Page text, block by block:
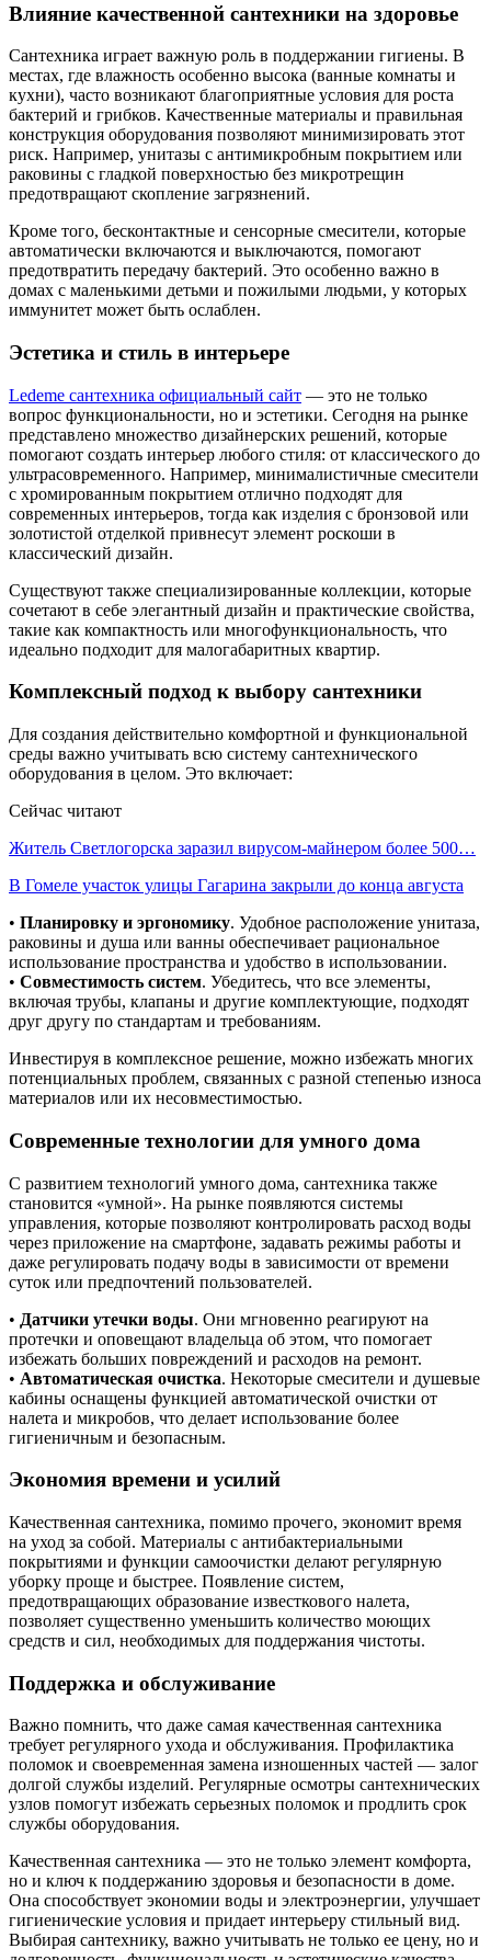
Влияние качественной сантехники на здоровье
Сантехника играет важную роль в поддержании гигиены. В
местах, где влажность особенно высока (ванные комнаты и
кухни), часто возникают благоприятные условия для роста
бактерий и грибков. Качественные материалы и правильная
конструкция оборудования позволяют минимизировать этот
риск. Например, унитазы с антимикробным покрытием или
раковины с гладкой поверхностью без микротрещин
предотвращают скопление загрязнений.
Кроме того, бесконтактные и сенсорные смесители, которые
автоматически включаются и выключаются, помогают
предотвратить передачу бактерий. Это особенно важно в
домах с маленькими детьми и пожилыми людьми, у которых
иммунитет может быть ослаблен.
Эстетика и стиль в интерьере
Ledeme сантехника официальный сайт — это не только
вопрос функциональности, но и эстетики. Сегодня на рынке
представлено множество дизайнерских решений, которые
помогают создать интерьер любого стиля: от классического до
ультрасовременного. Например, минималистичные смесители
с хромированным покрытием отлично подходят для
современных интерьеров, тогда как изделия с бронзовой или
золотистой отделкой привнесут элемент роскоши в
классический дизайн.
Существуют также специализированные коллекции, которые
сочетают в себе элегантный дизайн и практические свойства,
такие как компактность или многофункциональность, что
идеально подходит для малогабаритных квартир.
Комплексный подход к выбору сантехники
Для создания действительно комфортной и функциональной
среды важно учитывать всю систему сантехнического
оборудования в целом. Это включает:
Сейчас читают
Житель Светлогорска заразил вирусом-майнером более 500…
В Гомеле участок улицы Гагарина закрыли до конца августа
• Планировку и эргономику. Удобное расположение унитаза,
раковины и душа или ванны обеспечивает рациональное
использование пространства и удобство в использовании.
• Совместимость систем. Убедитесь, что все элементы,
включая трубы, клапаны и другие комплектующие, подходят
друг другу по стандартам и требованиям.
Инвестируя в комплексное решение, можно избежать многих
потенциальных проблем, связанных с разной степенью износа
материалов или их несовместимостью.
Современные технологии для умного дома
С развитием технологий умного дома, сантехника также
становится «умной». На рынке появляются системы
управления, которые позволяют контролировать расход воды
через приложение на смартфоне, задавать режимы работы и
даже регулировать подачу воды в зависимости от времени
суток или предпочтений пользователей.
• Датчики утечки воды. Они мгновенно реагируют на
протечки и оповещают владельца об этом, что помогает
избежать больших повреждений и расходов на ремонт.
• Автоматическая очистка. Некоторые смесители и душевые
кабины оснащены функцией автоматической очистки от
налета и микробов, что делает использование более
гигиеничным и безопасным.
Экономия времени и усилий
Качественная сантехника, помимо прочего, экономит время
на уход за собой. Материалы с антибактериальными
покрытиями и функции самоочистки делают регулярную
уборку проще и быстрее. Появление систем,
предотвращающих образование известкового налета,
позволяет существенно уменьшить количество моющих
средств и сил, необходимых для поддержания чистоты.
Поддержка и обслуживание
Важно помнить, что даже самая качественная сантехника
требует регулярного ухода и обслуживания. Профилактика
поломок и своевременная замена изношенных частей — залог
долгой службы изделий. Регулярные осмотры сантехнических
узлов помогут избежать серьезных поломок и продлить срок
службы оборудования.
Качественная сантехника — это не только элемент комфорта,
но и ключ к поддержанию здоровья и безопасности в доме.
Она способствует экономии воды и электроэнергии, улучшает
гигиенические условия и придает интерьеру стильный вид.
Выбирая сантехнику, важно учитывать не только ее цену, но и